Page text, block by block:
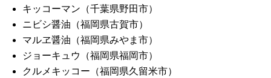
キッコーマン（千葉県野田市）
ニビシ醤油（福岡県古賀市）
マルヱ醤油（福岡県みやま市）
ジョーキュウ（福岡県福岡市）
クルメキッコー（福岡県久留米市）